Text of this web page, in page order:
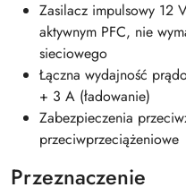
Zasilacz impulsowy 12
aktywnym PFC, nie
sieciowego
Łączna wydajność
+ 3 A (ładowanie)
Zabezpieczenia
przeciwprzeciążeniowe
Przeznaczenie